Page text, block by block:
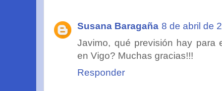
Susana Baragaña 8 de abril de
Javimo, qué previsión hay para
en Vigo? Muchas gracias!!!
Responder